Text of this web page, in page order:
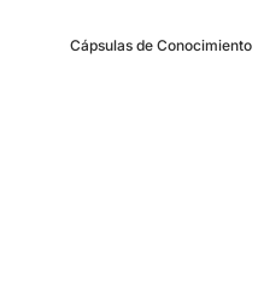
Cápsulas de Conocimiento